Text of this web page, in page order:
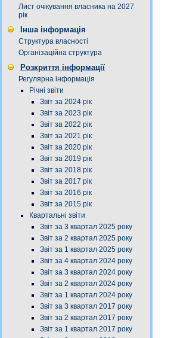
Лист очікування власника на 2027
рік
Інша інформація
Структура власності
Організаційна структура
Розкриття інформації
Регулярна інформація
Річні звіти
Звіт за 2024 рік
Звіт за 2023 рік
Звіт за 2022 рік
Звіт за 2021 рік
Звіт за 2020 рік
Звіт за 2019 рік
Звіт за 2018 рік
Звіт за 2017 рік
Звіт за 2016 рік
Звіт за 2015 рік
Квартальні звіти
Звіт за 3 квартал 2025 року
Звіт за 2 квартал 2025 року
Звіт за 1 квартал 2025 року
Звіт за 4 квартал 2024 року
Звіт за 3 квартал 2024 року
Звіт за 2 квартал 2024 року
Звіт за 1 квартал 2024 року
Звіт за 3 квартал 2017 року
Звіт за 2 квартал 2017 року
Звіт за 1 квартал 2017 року